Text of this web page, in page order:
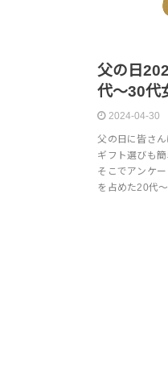
父の日
代～30代
2024-04-30
父の日に皆さ
ギフト選びも
そこでアンケ
を占めた20代